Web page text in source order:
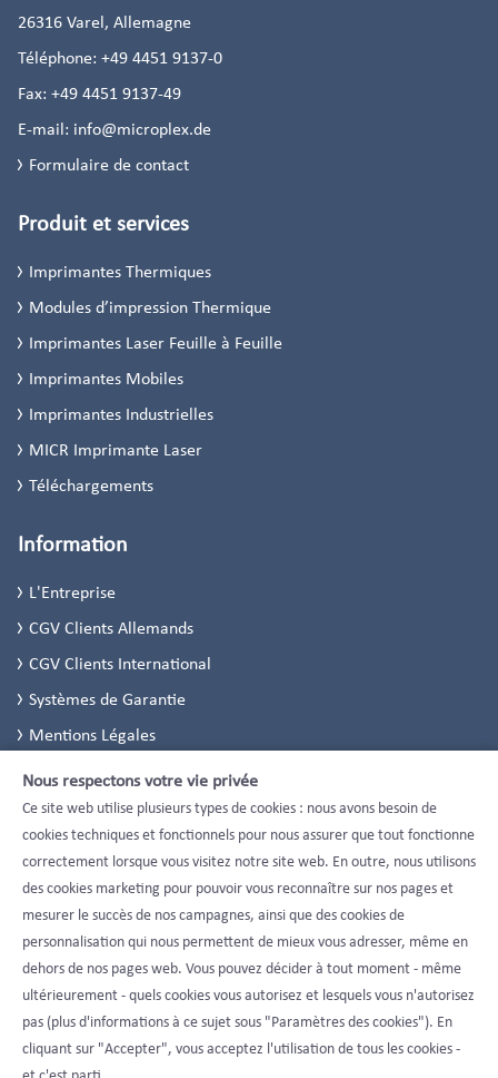
26316 Varel, Allemagne
Téléphone: +49 4451 9137-0
Fax: +49 4451 9137-49
E-mail: info@microplex.de
Formulaire de contact
Produit et services
Imprimantes Thermiques
Modules d’impression Thermique
Imprimantes Laser Feuille à Feuille
Imprimantes Mobiles
Imprimantes Industrielles
MICR Imprimante Laser
Téléchargements
Information
L'Entreprise
CGV Clients Allemands
CGV Clients International
Systèmes de Garantie
Mentions Légales
Politique de Confidentialité
Paramètres de confidentialité
Nous respectons votre vie privée
Ce site web utilise plusieurs types de cookies : nous avons besoin de
cookies techniques et fonctionnels pour nous assurer que tout fonctionne
correctement lorsque vous visitez notre site web. En outre, nous utilisons
des cookies marketing pour pouvoir vous reconnaître sur nos pages et
mesurer le succès de nos campagnes, ainsi que des cookies de
personnalisation qui nous permettent de mieux vous adresser, même en
dehors de nos pages web. Vous pouvez décider à tout moment - même
ultérieurement - quels cookies vous autorisez et lesquels vous n'autorisez
pas (plus d'informations à ce sujet sous "Paramètres des cookies"). En
cliquant sur "Accepter", vous acceptez l'utilisation de tous les cookies -